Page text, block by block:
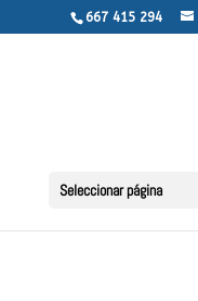
667 415 294
Seleccionar página